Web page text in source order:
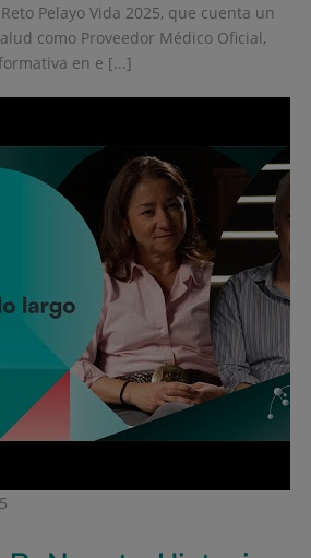
Pelayo Vida 2025, que cuenta un
como Proveedor Médico Oficial,
en e [...]